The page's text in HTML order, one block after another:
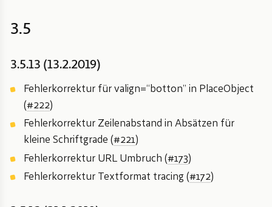
3.5
3.5.13 (13.2.2019)
Fehlerkorrektur für valign=“botton” in PlaceObject
(#222)
Fehlerkorrektur Zeilenabstand in Absätzen für
kleine Schriftgrade (#221)
Fehlerkorrektur URL Umbruch (#173)
Fehlerkorrektur Textformat tracing (#172)